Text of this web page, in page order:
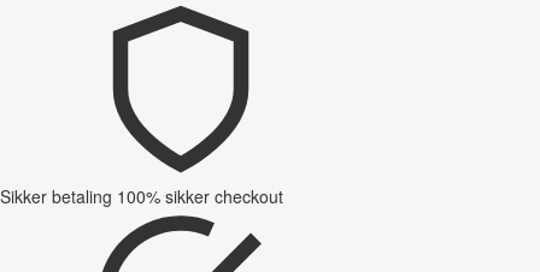
Sikker betaling 100% sikker checkout